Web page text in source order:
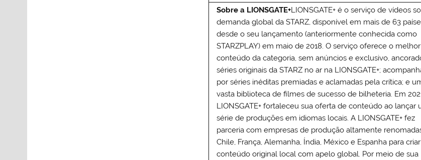
Sobre a LIONSGATE+LIONSGATE+ é o serviço de vídeos
demanda global da STARZ, disponível em mais de 63
desde o seu lançamento (anteriormente conhecida como
STARZPLAY) em maio de 2018. O serviço oferece o melhor
conteúdo da categoria, sem anúncios e exclusivo,
séries originais da STARZ no ar na LIONSGATE+;
por séries inéditas premiadas e aclamadas pela crítica; e
vasta biblioteca de filmes de sucesso de bilheteria. Em
LIONSGATE+ fortaleceu sua oferta de conteúdo ao lançar
série de produções em idiomas locais. A LIONSGATE+ fez
parceria com empresas de produção altamente
Chile, França, Alemanha, Índia, México e Espanha para criar
conteúdo original local com apelo global. Por meio de sua